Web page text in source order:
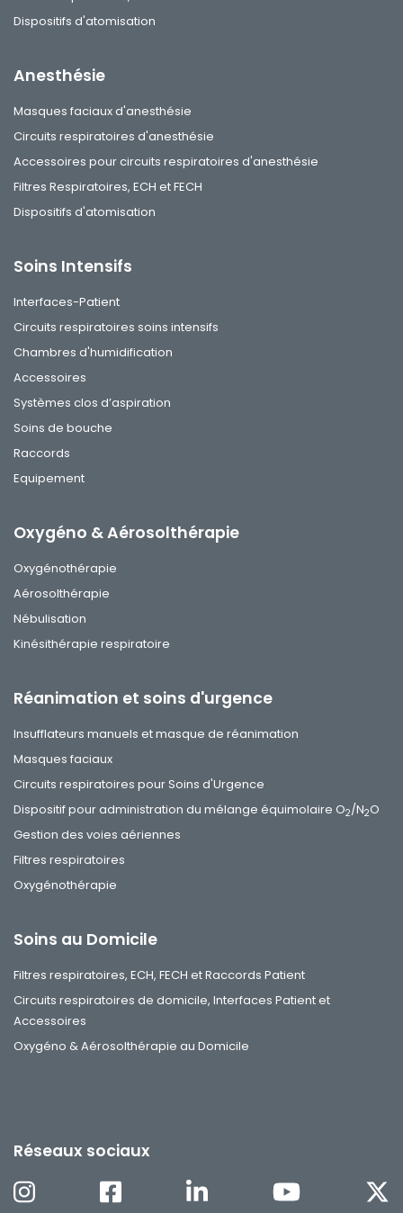
Dispositifs d'atomisation
Anesthésie
Masques faciaux d'anesthésie
Circuits respiratoires d'anesthésie
Accessoires pour circuits respiratoires d'anesthésie
Filtres Respiratoires, ECH et FECH
Dispositifs d'atomisation
Soins Intensifs
Interfaces-Patient
Circuits respiratoires soins intensifs
Chambres d'humidification
Accessoires
Systèmes clos d’aspiration
Soins de bouche
Raccords
Equipement
Oxygéno & Aérosolthérapie
Oxygénothérapie
Aérosolthérapie
Nébulisation
Kinésithérapie respiratoire
Réanimation et soins d'urgence
Insufflateurs manuels et masque de réanimation
Masques faciaux
Circuits respiratoires pour Soins d'Urgence
Dispositif pour administration du mélange équimolaire O2/N2O
Gestion des voies aériennes
Filtres respiratoires
Oxygénothérapie
Soins au Domicile
Filtres respiratoires, ECH, FECH et Raccords Patient
Circuits respiratoires de domicile, Interfaces Patient et
Accessoires
Oxygéno & Aérosolthérapie au Domicile
Réseaux sociaux